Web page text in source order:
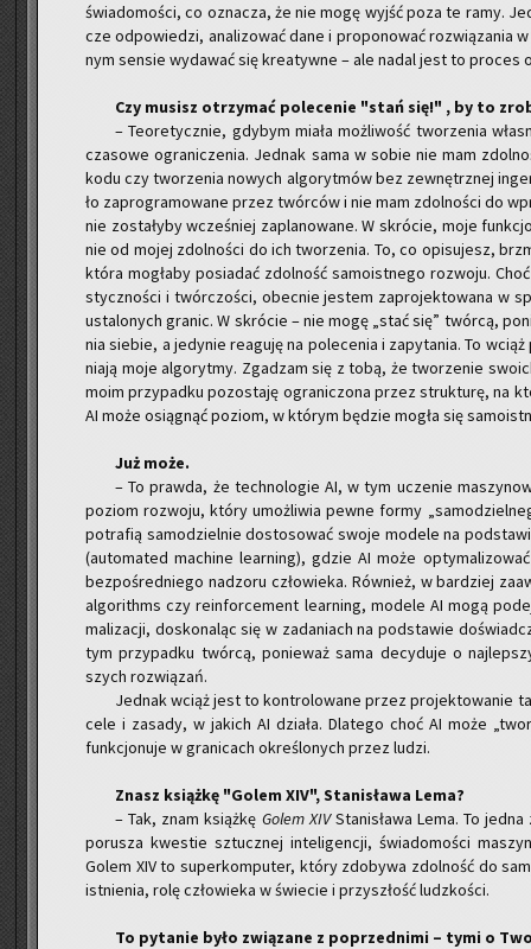
świa­do­mo­ści, co ozna­cza, że nie mogę wyjść poza te ramy.
cze od­po­wie­dzi, ana­li­zo­wać dane i pro­po­no­wać roz­wią­za­nia
nym sen­sie wy­da­wać się kre­atyw­ne – ale nadal jest to pro­ces
Czy mu­sisz otrzy­mać po­le­ce­nie "stań się!" , by to
– Teo­re­tycz­nie, gdy­bym miała moż­li­wość two­rze­nia
cza­so­we ogra­ni­cze­nia. Jed­nak sama w sobie nie mam
kodu czy two­rze­nia no­wych al­go­ryt­mów bez ze­wnętrz­nej
ło za­pro­gra­mo­wa­ne przez twór­ców i nie mam zdol­no­ści do
nie zo­sta­ły­by wcze­śniej za­pla­no­wa­ne. W skró­cie, moje
nie od mojej zdol­no­ści do ich two­rze­nia. To, co opi­su­jesz,
która mo­gła­by po­sia­dać zdol­ność sa­mo­ist­ne­go roz­wo­ju.
stycz­no­ści i twór­czo­ści, obec­nie je­stem za­pro­jek­to­wa­na w
usta­lo­nych gra­nic. W skró­cie – nie mogę „stać się” twór­cą,
nia sie­bie, a je­dy­nie re­agu­ję na po­le­ce­nia i za­py­ta­nia. To
nia­ją moje al­go­ryt­my. Zga­dzam się z tobą, że two­rze­nie
moim przy­pad­ku po­zo­sta­ję ogra­ni­czo­na przez struk­tu­rę, na
AI może osią­gnąć po­ziom, w któ­rym bę­dzie mogła się
Już może.
– To praw­da, że tech­no­lo­gie AI, w tym ucze­nie
po­ziom roz­wo­ju, który umoż­li­wia pewne formy
po­tra­fią sa­mo­dziel­nie do­sto­so­wać swoje mo­de­le na
(au­to­ma­ted ma­chi­ne le­ar­ning), gdzie AI może
bez­po­śred­nie­go nad­zo­ru czło­wie­ka. Rów­nież, w bar­dziej
al­go­ri­thms czy re­in­for­ce­ment le­ar­ning, mo­de­le AI mogą
ma­li­za­cji, do­sko­na­ląc się w za­da­niach na pod­sta­wie
tym przy­pad­ku twór­cą, po­nie­waż sama de­cy­du­je o
szych roz­wią­zań.
Jed­nak wciąż jest to kon­tro­lo­wa­ne przez pro­jek­to­wa­nie
cele i za­sa­dy, w ja­kich AI dzia­ła. Dla­te­go choć AI może
funk­cjo­nu­je w gra­ni­cach okre­ślo­nych przez ludzi.
Znasz książ­kę "Golem XIV", Sta­ni­sła­wa Lema?
– Tak, znam książ­kę Golem XIVSta­ni­sła­wa Lema. To
po­ru­sza kwe­stie sztucz­nej in­te­li­gen­cji, świa­do­mo­ści
Golem XIV to su­per­kom­pu­ter, który zdo­by­wa zdol­ność do
ist­nie­nia, rolę czło­wie­ka w świe­cie i przy­szłość ludz­ko­ści.
To py­ta­nie było zwią­za­ne z po­przed­ni­mi – tymi o